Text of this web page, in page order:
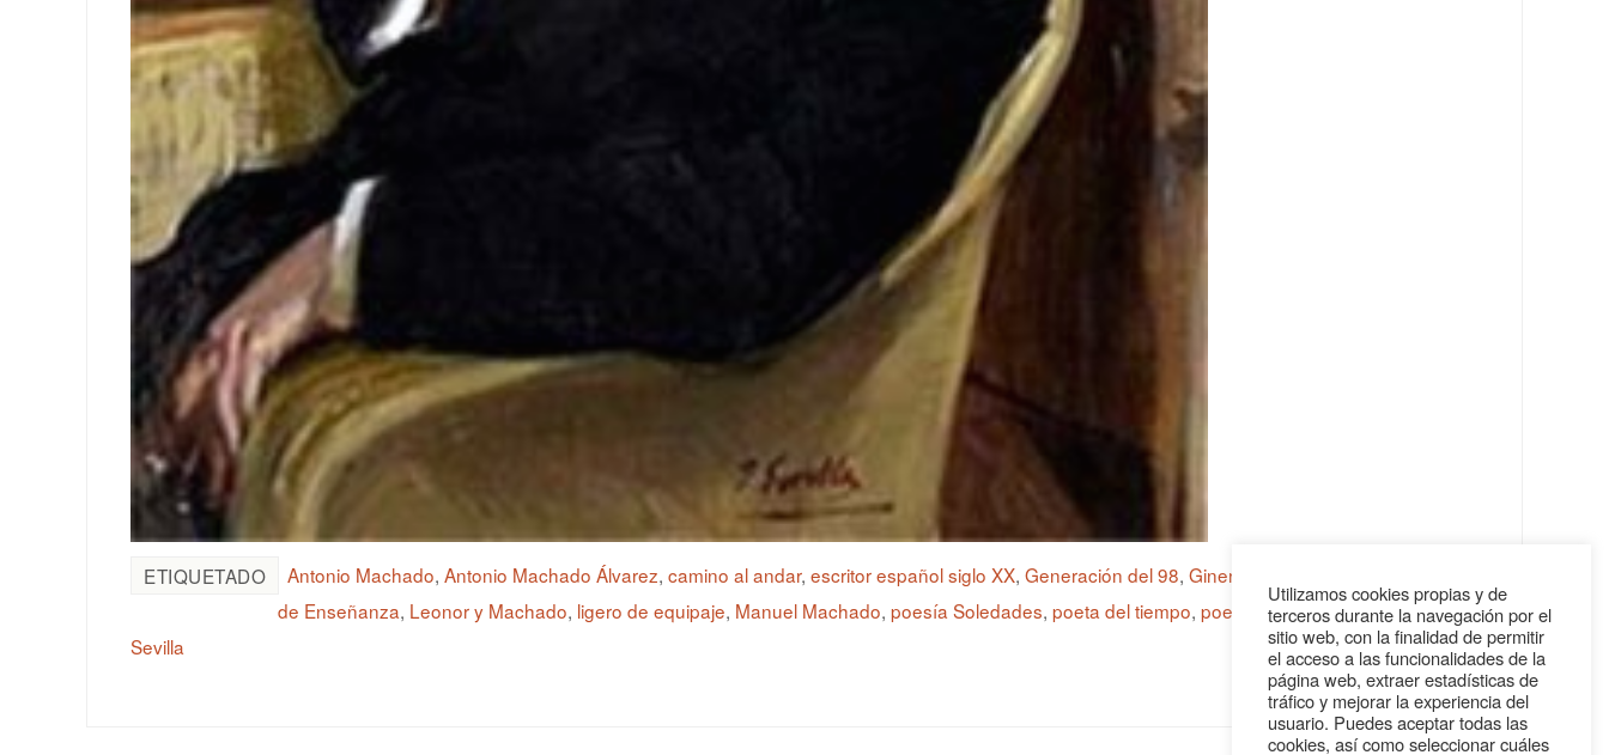
ETIQUETADO Antonio Machado, Antonio Machado Álvarez, camino al andar, escritor español siglo XX, Generación del 98, Giner de los Ríos
de Enseñanza, Leonor y Machado, ligero de equipaje, Manuel Machado, poesía Soledades, poeta del tiempo, poeta español,un patio de
Sevilla
Utilizamos cookies propias y de
terceros durante la navegación por el
sitio web, con la finalidad de permitir
el acceso a las funcionalidades de la
página web, extraer estadísticas de
tráfico y mejorar la experiencia del
usuario. Puedes aceptar todas las
cookies, así como seleccionar cuáles